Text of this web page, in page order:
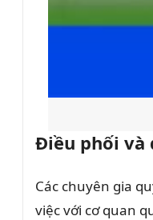
Điều phối và
Các chuyên gia
việc với cơ quan